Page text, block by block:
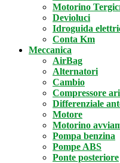
Motorino
Devioluci
Idroguida
Conta Km
Meccanica
AirBag
Alternatori
Cambio
Compressore
Differenziale
Motore
Motorino
Pompa benzina
Pompe ABS
Ponte posteriore